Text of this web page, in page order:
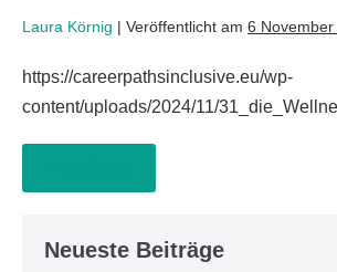
Laura Körnig | Veröffentlicht am 6
https://careerpathsinclusive.eu/wp-
content/uploads/2024/11/
Neueste Beiträge